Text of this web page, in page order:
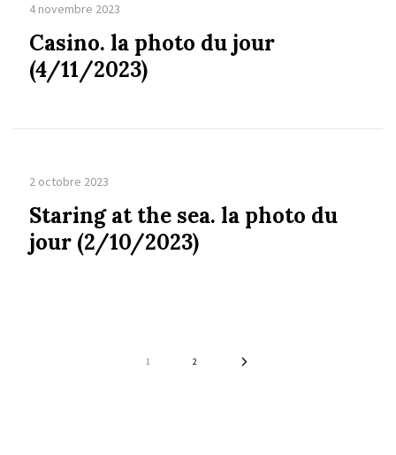
4 novembre 2023
Casino. la photo du jour
(4/11/2023)
2 octobre 2023
Staring at the sea. la photo du
jour (2/10/2023)
1 2